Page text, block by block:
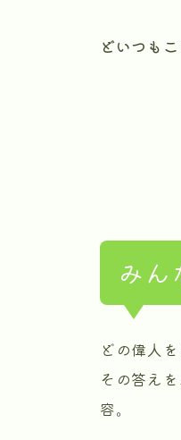
どいつも
み
どの偉人
その答え
容。